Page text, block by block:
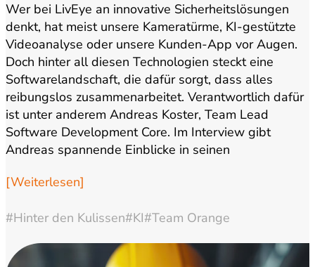
Wer bei LivEye an innovative Sicherheitslösungen
denkt, hat meist unsere Kameratürme, KI-gestützte
Videoanalyse oder unsere Kunden-App vor Augen.
Doch hinter all diesen Technologien steckt eine
Softwarelandschaft, die dafür sorgt, dass alles
reibungslos zusammenarbeitet. Verantwortlich dafür
ist unter anderem Andreas Koster, Team Lead
Software Development Core. Im Interview gibt
Andreas spannende Einblicke in seinen
[Weiterlesen]
#Hinter den Kulissen#KI#Team Orange